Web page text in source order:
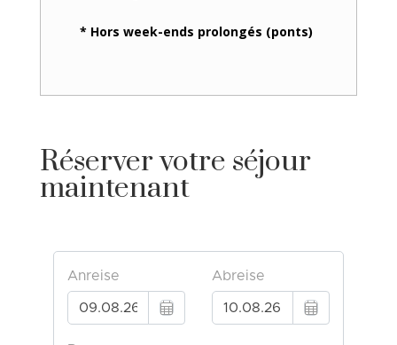
* Hors week-ends prolongés (ponts)
Réserver votre séjour
maintenant